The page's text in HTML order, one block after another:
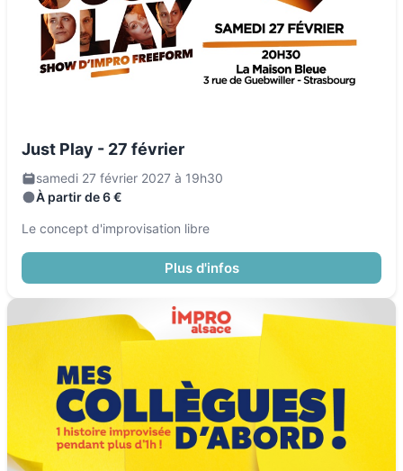
Just Play - 27 février
samedi 27 février 2027 à 19h30
À partir de 6 €
Le concept d'improvisation libre
Plus d'infos